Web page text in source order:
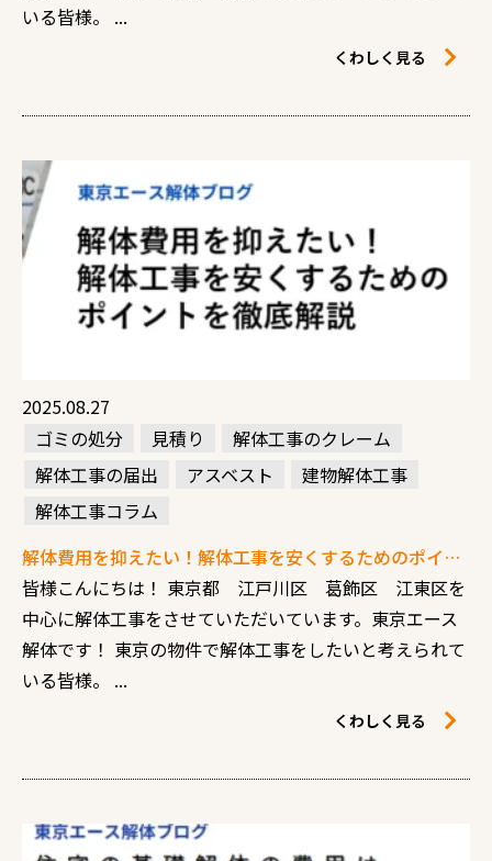
いる皆様。 ...
くわしく見る
2025.08.27
ゴミの処分
見積り
解体工事のクレーム
解体工事の届出
アスベスト
建物解体工事
解体工事コラム
解体費用を抑えたい！解体工事を安くするためのポイントを徹底解説
皆様こんにちは！ 東京都 江戸川区 葛飾区 江東区を
中心に解体工事をさせていただいています。東京エース
解体です！ 東京の物件で解体工事をしたいと考えられて
いる皆様。 ...
くわしく見る